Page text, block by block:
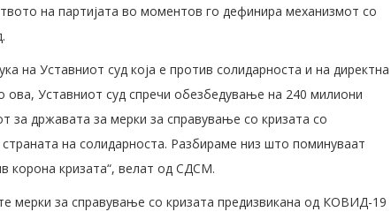
на партијата во моментов го дефинира механизмот со
на Уставниот суд која е против солидарноста и на директна
Уставниот суд спречи обезбедување на 240 милиони
за државата за мерки за справување со кризата со
на солидарноста. Разбираме низ што поминуваат
корона кризата“, велат од СДСМ.
мерки за справување со кризата предизвикана од КОВИД-19